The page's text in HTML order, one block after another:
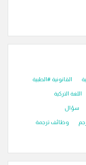
القانونية #الطبية
اللغة التركية
سؤال
وظائف ترجمة